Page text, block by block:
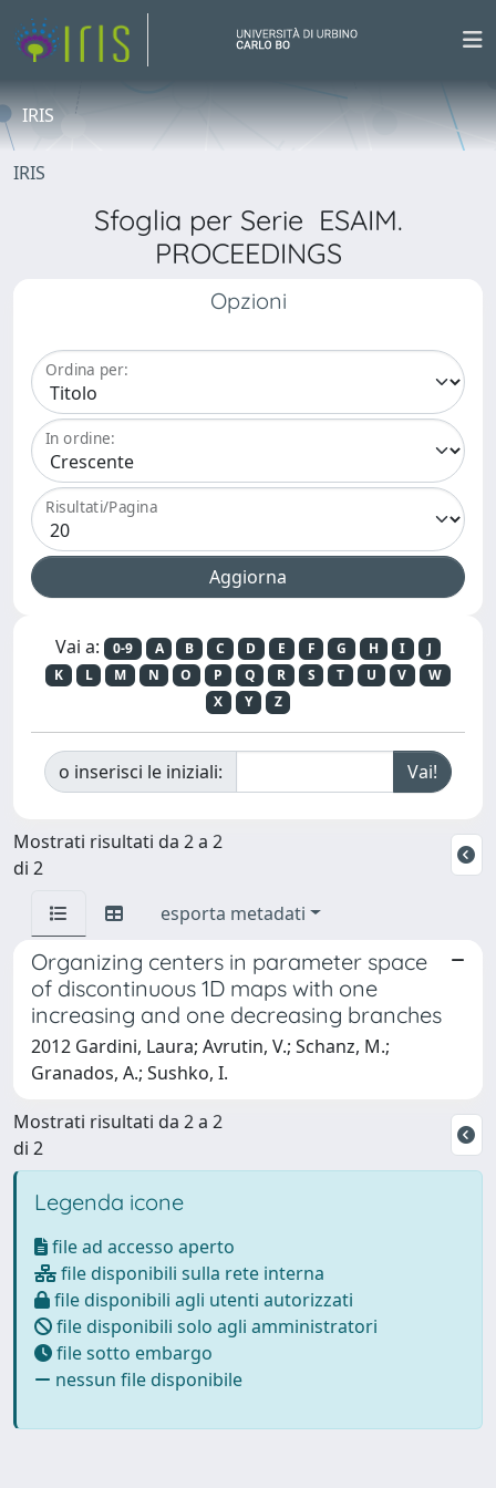
IRIS
IRIS
Sfoglia per Serie ESAIM.
PROCEEDINGS
Opzioni
Ordina per:
In ordine:
Risultati/Pagina
Vai a: 0-9 A B C D E F G H I
J
K
L M N O P Q R S T U V
W
X
Y Z
o inserisci le iniziali:
Mostrati risultati da 2 a 2
di 2
esporta metadati
Organizing centers in parameter space
of discontinuous 1D maps with one
increasing and one decreasing branches
2012 Gardini, Laura; Avrutin, V.; Schanz, M.;
Granados, A.; Sushko, I.
Mostrati risultati da 2 a 2
di 2
Legenda icone
file ad accesso aperto
file disponibili sulla rete interna
file disponibili agli utenti autorizzati
file disponibili solo agli amministratori
file sotto embargo
nessun file disponibile